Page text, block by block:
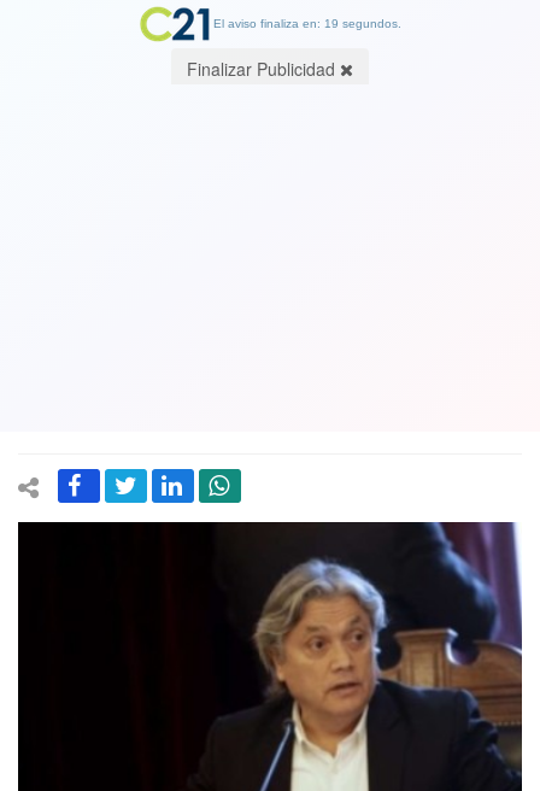
El aviso finaliza en: 19 segundos.
Finalizar Publicidad